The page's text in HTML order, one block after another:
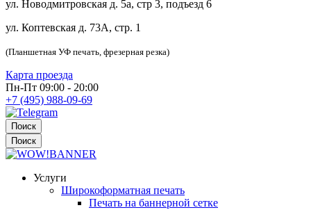
ул. Новодмитровская д. 5а, стр 3, подъезд 6
ул. Коптевская д. 73А, стр. 1
(Планшетная УФ печать, фрезерная резка)
Карта проезда
Пн-Пт 09:00 - 20:00
+7 (495) 988-09-69
Поиск
Поиск
Услуги
Широкоформатная печать
Печать на баннерной сетке